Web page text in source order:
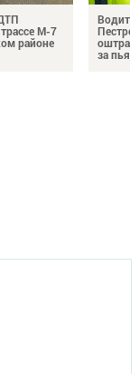
М-7
районе
за